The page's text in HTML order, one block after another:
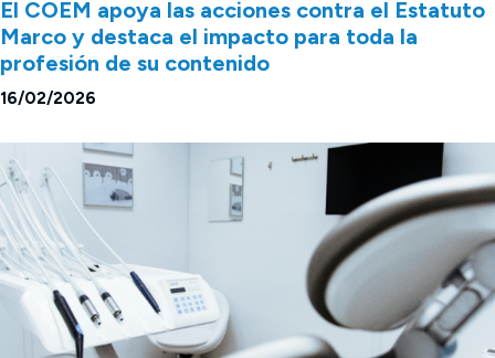
El COEM apoya las acciones contra el Estatuto
Marco y destaca el impacto para toda la
profesión de su contenido
16/02/2026